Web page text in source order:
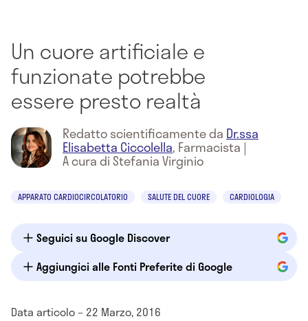
Un cuore artificiale e
funzionate potrebbe
essere presto realtà
Redatto scientificamente da Dr.ssa
Elisabetta Ciccolella, Farmacista |
A cura di Stefania Virginio
APPARATO CARDIOCIRCOLATORIO SALUTE DEL CUORE CARDIOLOGIA
Seguici su Google Discover
Aggiungici alle Fonti Preferite di Google
Data articolo – 22 Marzo, 2016